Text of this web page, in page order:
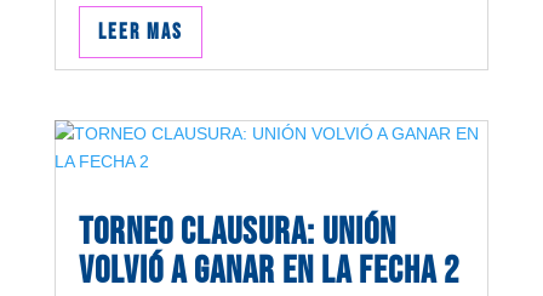
Leer mas
TORNEO CLAUSURA: UNIÓN
VOLVIÓ A GANAR EN LA FECHA 2